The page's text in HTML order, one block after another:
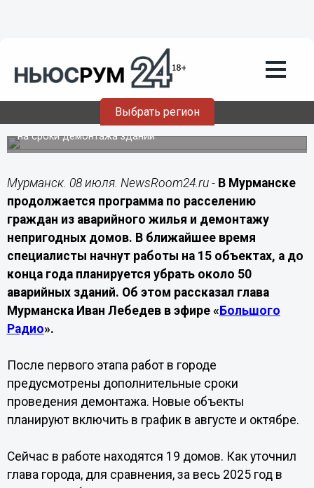
Выбрать регион
08.07.202613:20
Глава Мурманска объяснил задержки
со сносом аварийных домов
Расселение жителей и оформление документов влияют
на сроки демонтажа зданий
Мурманск. 08 июля. NewsRoom24.ru - В Мурманске
продолжается программа по расселению
граждан из аварийного жилья и демонтажу
непригодных домов. В ближайшее время
специалисты начнут работы на 15 объектах, а до
конца года планируется убрать около 50
аварийных зданий. Об этом рассказал глава
Мурманска Иван Лебедев в эфире « Большого
Радио».
После первого этапа работ в городе
предусмотрены дополнительные сроки
проведения демонтажа. Новые объекты
планируют включить в график в августе и октябре.
Сейчас в работе находятся 19 домов. Как уточнил
глава города, для сравнения, за весь 2025 год в